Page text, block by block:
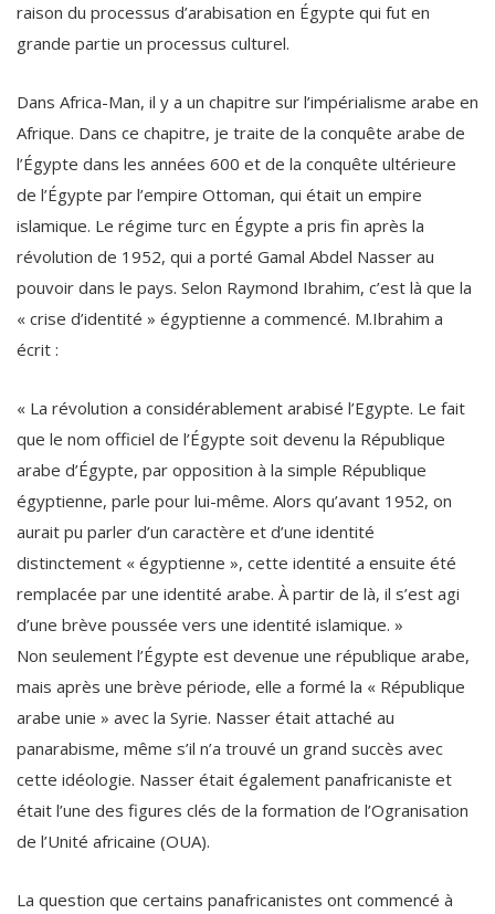
raison du processus d’arabisation en Égypte qui fut en
grande partie un processus culturel.
Dans Africa-Man, il y a un chapitre sur l’impérialisme arabe en
Afrique. Dans ce chapitre, je traite de la conquête arabe de
l’Égypte dans les années 600 et de la conquête ultérieure
de l’Égypte par l’empire Ottoman, qui était un empire
islamique. Le régime turc en Égypte a pris fin après la
révolution de 1952, qui a porté Gamal Abdel Nasser au
pouvoir dans le pays. Selon Raymond Ibrahim, c’est là que la
« crise d’identité » égyptienne a commencé. M.Ibrahim a
écrit :
« La révolution a considérablement arabisé l’Egypte. Le fait
que le nom officiel de l’Égypte soit devenu la République
arabe d’Égypte, par opposition à la simple République
égyptienne, parle pour lui-même. Alors qu’avant 1952, on
aurait pu parler d’un caractère et d’une identité
distinctement « égyptienne », cette identité a ensuite été
remplacée par une identité arabe. À partir de là, il s’est agi
d’une brève poussée vers une identité islamique. »
Non seulement l’Égypte est devenue une république arabe,
mais après une brève période, elle a formé la « République
arabe unie » avec la Syrie. Nasser était attaché au
panarabisme, même s’il n’a trouvé un grand succès avec
cette idéologie. Nasser était également panafricaniste et
était l’une des figures clés de la formation de l’Ogranisation
de l’Unité africaine (OUA).
La question que certains panafricanistes ont commencé à